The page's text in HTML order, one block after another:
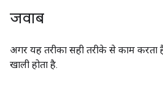
जवाब
अगर यह तरीका सही तरीके से काम करता
खाली होता है.